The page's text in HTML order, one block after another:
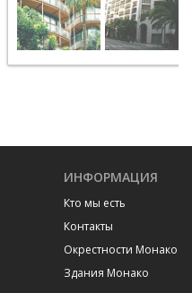
ИНФОРМАЦИЯ
Кто мы есть
Контакты
Окрестности Монако
Здания Монако